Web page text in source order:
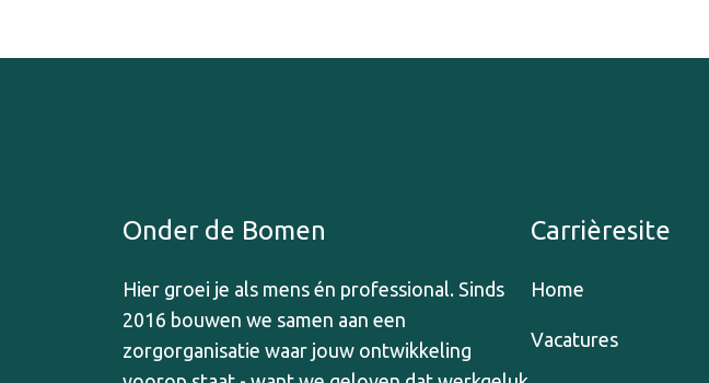
Onder de Bomen
Hier groei je als mens én professional. Sinds
2016 bouwen we samen aan een
zorgorganisatie waar jouw ontwikkeling
Carrièresite
Home
Vacatures